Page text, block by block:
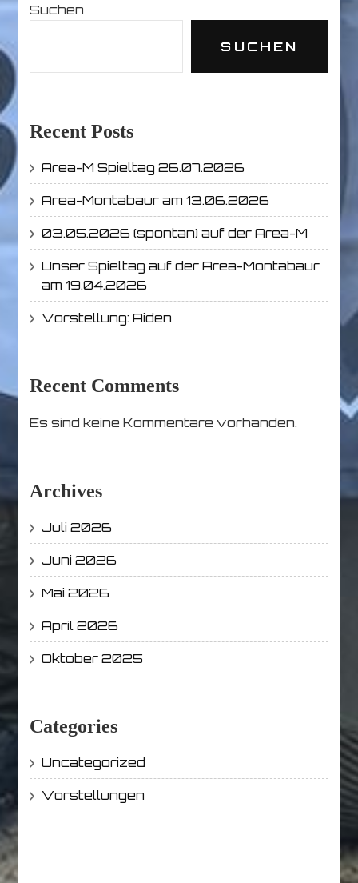
Suchen
SUCHEN
Recent Posts
Area-M Spieltag 26.07.2026
Area-Montabaur am 13.06.2026
03.05.2026 (spontan) auf der Area-M
Unser Spieltag auf der Area-Montabaur
am 19.04.2026
Vorstellung: Aiden
Recent Comments
Es sind keine Kommentare vorhanden.
Archives
Juli 2026
Juni 2026
Mai 2026
April 2026
Oktober 2025
Categories
Uncategorized
Vorstellungen